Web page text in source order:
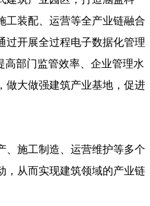
工装配、运营等全产业链融合
过开展全过程电子数据化管理
部门监管效率、企业管理水
做大做强建筑产业基地，促进
、施工制造、运营维护等多个
，从而实现建筑领域的产业链